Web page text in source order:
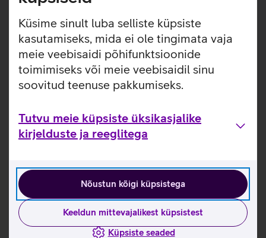
Küsime sinult luba selliste küpsiste
kasutamiseks, mida ei ole tingimata vaja
meie veebisaidi põhifunktsioonide
toimimiseks või meie veebisaidil sinu
soovitud teenuse pakkumiseks.
Tutvu meie küpsiste üksikasjalike
kirjelduste ja reeglitega
Nõustun kõigi küpsistega
Keeldun mittevajalikest küpsistest
Küpsiste seaded
sisseehitatud Qi magnetid, tänu millele on võimalik
kasutada Qi juhtmevaba laadimist ilma ümbrist
eemaldamata.
Ümbris on valmistatud 35% taaskasutatud materjalidest.